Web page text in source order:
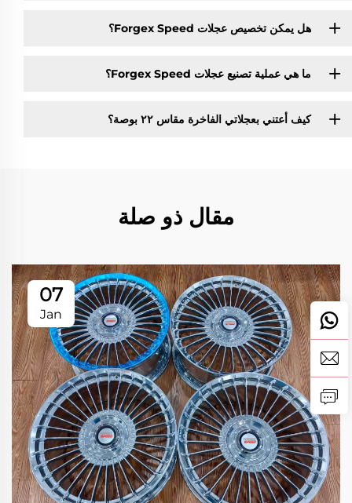
هل يمكن تخصيص عجلات Forgex Speed؟
ما هي عملية تصنيع عجلات Forgex Speed؟
كيف أعتني بعجلاتي الفاخرة مقاس ٢٢ بوصة؟
مقال ذو صلة
07
Jan